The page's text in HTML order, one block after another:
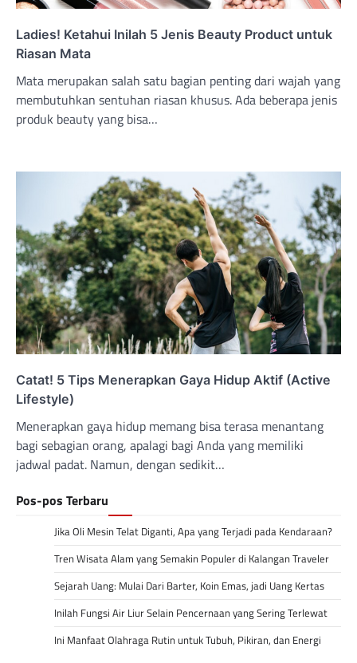
Ladies! Ketahui Inilah 5 Jenis Beauty Product untuk
Riasan Mata
Mata merupakan salah satu bagian penting dari wajah yang
membutuhkan sentuhan riasan khusus. Ada beberapa jenis
produk beauty yang bisa…
Catat! 5 Tips Menerapkan Gaya Hidup Aktif (Active
Lifestyle)
Menerapkan gaya hidup memang bisa terasa menantang
bagi sebagian orang, apalagi bagi Anda yang memiliki
jadwal padat. Namun, dengan sedikit…
Pos-pos Terbaru
Jika Oli Mesin Telat Diganti, Apa yang Terjadi pada Kendaraan?
Tren Wisata Alam yang Semakin Populer di Kalangan Traveler
Sejarah Uang: Mulai Dari Barter, Koin Emas, jadi Uang Kertas
Inilah Fungsi Air Liur Selain Pencernaan yang Sering Terlewat
Ini Manfaat Olahraga Rutin untuk Tubuh, Pikiran, dan Energi